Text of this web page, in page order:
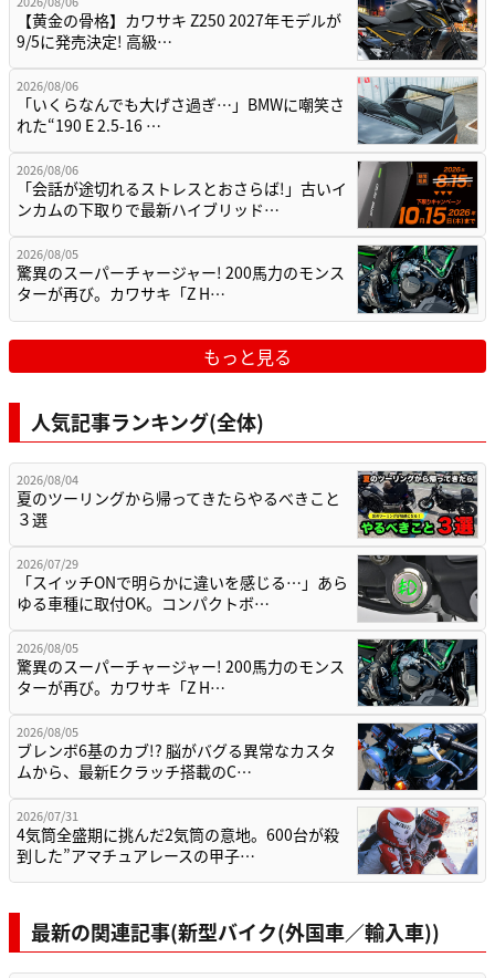
【黄金の骨格】カワサキ Z250 2027年モデルが
9/5に発売決定! 高級…
2026/08/06
「いくらなんでも大げさ過ぎ…」BMWに嘲笑さ
れた“190 E 2.5-16 …
2026/08/06
「会話が途切れるストレスとおさらば!」古いイ
ンカムの下取りで最新ハイブリッド…
2026/08/05
驚異のスーパーチャージャー! 200馬力のモンス
ターが再び。カワサキ「Z H…
もっと見る
人気記事ランキング(全体)
2026/08/04
夏のツーリングから帰ってきたらやるべきこと
３選
2026/07/29
「スイッチONで明らかに違いを感じる…」あら
ゆる車種に取付OK。コンパクトボ…
2026/08/05
驚異のスーパーチャージャー! 200馬力のモンス
ターが再び。カワサキ「Z H…
2026/08/05
ブレンボ6基のカブ!? 脳がバグる異常なカスタ
ムから、最新Eクラッチ搭載のC…
2026/07/31
4気筒全盛期に挑んだ2気筒の意地。600台が殺
到した”アマチュアレースの甲子…
最新の関連記事(新型バイク(外国車／輸入車))